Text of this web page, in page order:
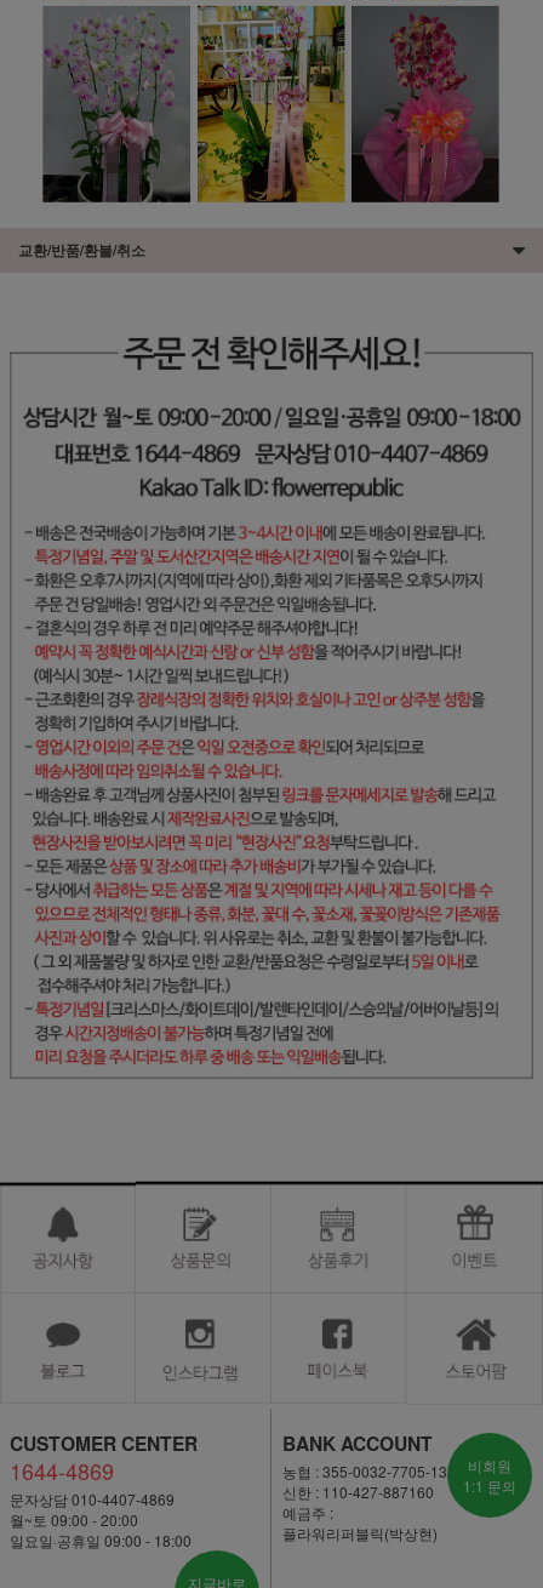
교환/반품/환불/취소
CUSTOMER CENTER
1644-4869
문자상담 010-4407-4869
월~토 09:00 - 20:00
일요일·공휴일 09:00 - 18:00
지금바로
BANK ACCOUNT
농협 : 355-0032-7705-13
신한 : 110-427-887160
예금주 :
플라워리퍼블릭(박상현)
비회원
1:1 문의